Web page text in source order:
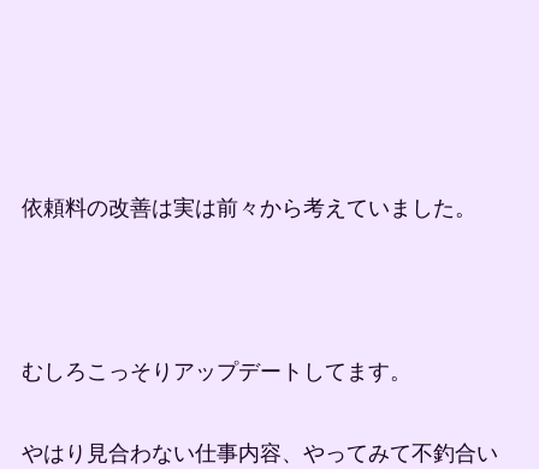
依頼料の改善は実は前々から考えていました。
むしろこっそりアップデートしてます。
やはり見合わない仕事内容、やってみて不釣合い